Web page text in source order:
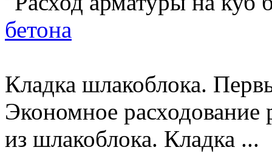
бетона
Кладка шлакоблока.
Экономное расходование
из шлакоблока. Кладка ...